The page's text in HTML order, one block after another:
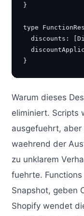
}
type
discounts:
}
Warum dieses
eliminiert. Scripts
ausgefuehrt,
waehrend der
zu unklarem
fuehrte.
Snapshot, geben
Shopify wendet